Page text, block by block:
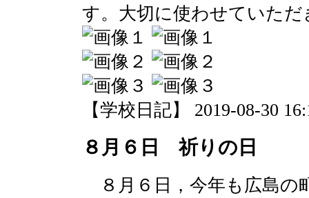
す。大切に使わせていただ
【学校日記】 2019-08-30
８月６日 祈りの日
８月６日，今年も広島の